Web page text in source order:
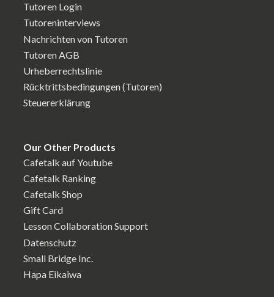
Tutoren Login
Tutoreninterviews
Nachrichten von Tutoren
Tutoren AGB
Urheberrechtslinie
Rücktrittsbedingungen (Tutoren)
Steuererklärung
Our Other Products
Cafetalk auf Youtube
Cafetalk Ranking
Cafetalk Shop
Gift Card
Lesson Collaboration Support
Datenschutz
Small Bridge Inc.
Hapa Eikaiwa